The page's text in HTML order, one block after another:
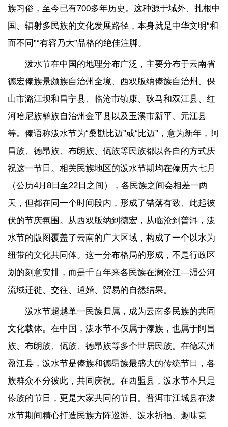
族习俗，至今已有700多年历史。这种源于域外、扎根中
国、辐射多民族的文化发展路径，本身就是中华文明“和
而不同”“有容乃大”品格的绝佳注脚。
泼水节在中国的地理分布广泛，主要分布于云南省
德宏傣族景颇族自治州全境、西双版纳傣族自治州、保
山市潞江坝和昌宁县、临沧市镇康、耿马和双江县、红
河哈尼族彝族自治州金平县以及玉溪市新平、元江县
等。傣语称泼水节为“桑勘比迈”或“比迈”，意为新年，阿
昌族、德昂族、布朗族、佤族等民族都以各自的方式庆
祝这一节日。相关民族地区的泼水节期均在傣历六七月
（公历4月8日至22日之间），各民族之间会相差一两
天，但都在同一个时间段内，形成了错落有致、此起彼
伏的节庆氛围。从西双版纳到德宏，从临沧到普洱，泼
水节的版图覆盖了云南的广大区域，构成了一个以水为
纽带的文化共同体。这一分布格局的形成，不是行政区
划的刻意安排，而是千百年来各民族在澜沧江—湄公河
流域迁徙、交往、通婚、贸易的自然结果。
泼水节超越单一民族归属，成为云南多民族的共同
文化载体。在中国，泼水节不仅属于傣族，也属于阿昌
族、布朗族、佤族、德昂族等多个世居民族。在德宏州
盈江县，泼水节是傣族和德昂族最盛大的传统节日，各
族群众不分彼此，共同庆祝。在西盟县，泼水节不只是
傣族的节日，更是大家共同的节日。普洱市江城县在泼
水节期间精心打造民族方阵巡游、泼水祈福、趣味竞